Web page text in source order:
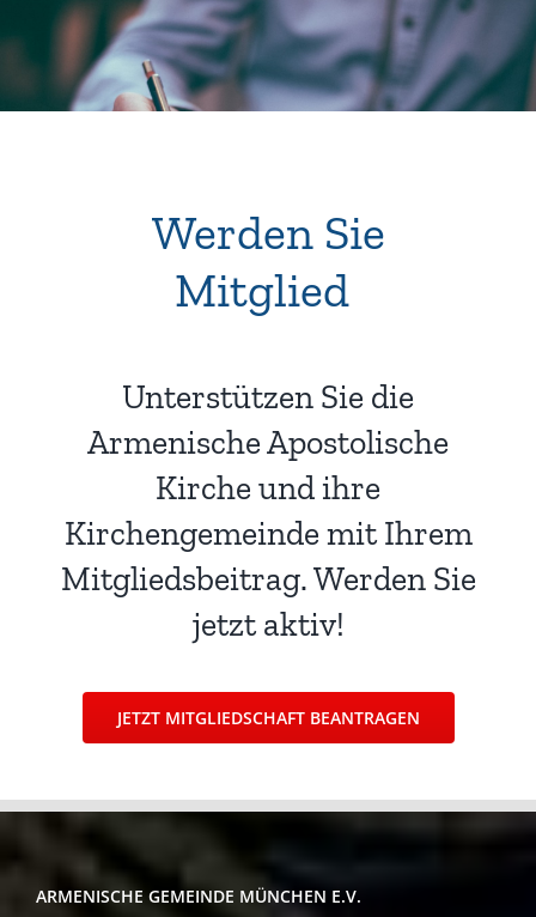
Werden Sie
Mitglied
Unterstützen Sie die
Armenische Apostolische
Kirche und ihre
Kirchengemeinde mit Ihrem
Mitgliedsbeitrag. Werden Sie
jetzt aktiv!
JETZT MITGLIEDSCHAFT BEANTRAGEN
ARMENISCHE GEMEINDE MÜNCHEN E.V.